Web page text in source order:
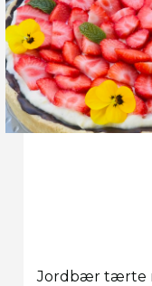
Jordbær tærte